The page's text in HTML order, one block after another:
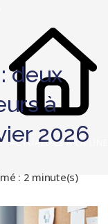
ACTUALITÉS À LA UNE
deux
à
2026
: 2 minute(s)